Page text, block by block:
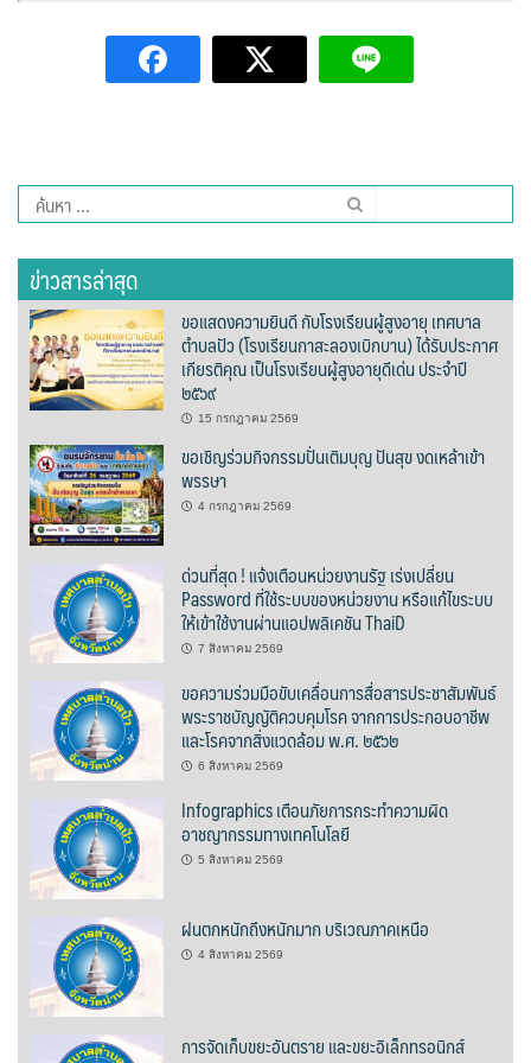
ตูบฮิมโต้งโฮมสเตย์
นะลาวิวรีสอร์ท
น่านปัว รีสอร์ท
นาเหล่า เก๊าสลี โฮมสเตย์
นาไผ่ปัววิว
บวกบัววิวรีสอร์ท
บ้านกังหัน @ ปัวคอทเทจ
บ้านต้นคูณ
บ้านนาโฮมสเตย์
บ้านปัว ปลายนา
บ้านพักชมดอย
บ้านยลญภา
บ้านริมทุ่งรีสอร์ท
บ้านสวนศรีสุขโฮมสเตย์
บ้านฮิมนาปัว
บ้านไม้ปลายนา
ค้นหา
สำหรับ:
ข่าวสารล่าสุด
ขอแสดงความยินดี กับโรงเรียนผู้สูงอายุ เทศบาล
ตำบลปัว (โรงเรียนกาสะลองเบิกบาน) ได้รับประกาศ
เกียรติคุณ เป็นโรงเรียนผู้สูงอายุดีเด่น ประจำปี
๒๕๖๙
15 กรกฎาคม 2569
ขอเชิญร่วมกิจกรรมปั่นเติมบุญ ปันสุข งดเหล้าเข้า
พรรษา
4 กรกฎาคม 2569
ด่วนที่สุด ! แจ้งเตือนหน่วยงานรัฐ เร่งเปลี่ยน
Password ที่ใช้ระบบของหน่วยงาน หรือแก้ไขระบบ
ให้เข้าใช้งานผ่านแอปพลิเคชัน ThaiD
7 สิงหาคม 2569
ขอความร่วมมือขับเคลื่อนการสื่อสารประชาสัมพันธ์
พระราชบัญญัติควบคุมโรค จากการประกอบอาชีพ
และโรคจากสิ่งแวดล้อม พ.ศ. ๒๕๖๒
6 สิงหาคม 2569
Infographics เตือนภัยการกระทำความผิด
อาชญากรรมทางเทคโนโลยี
5 สิงหาคม 2569
ฝนตกหนักถึงหนักมาก บริเวณภาคเหนือ
4 สิงหาคม 2569
การจัดเก็บขยะอันตราย และขยะอิเล็กทรอนิกส์